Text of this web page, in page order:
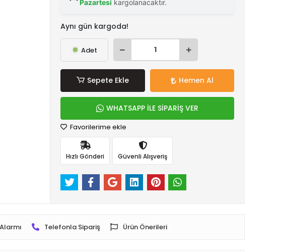
Pazartesi kargolanacaktır.
Aynı gün kargoda!
Adet
Sepete Ekle Hemen Al
WHATSAPP İLE SİPARİŞ VER
Favorilerime ekle
Hızlı Gönderi Güvenli Alışveriş
Telefonla Sipariş Ürün Önerileri